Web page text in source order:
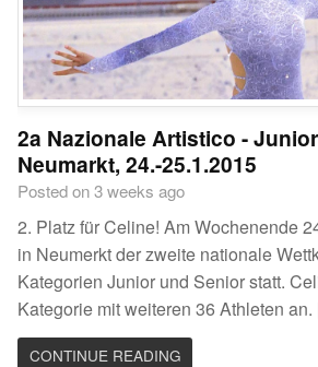
2a Nazionale Artistico -
Neumarkt, 24.-25.1.2015
Posted on 3 weeks ago
2. Platz für Celine! Am Wochenende
in Neumerkt der zweite nationale
Kategorien Junior und Senior statt.
Kategorie mit weiteren 36 Athleten
CONTINUE READING